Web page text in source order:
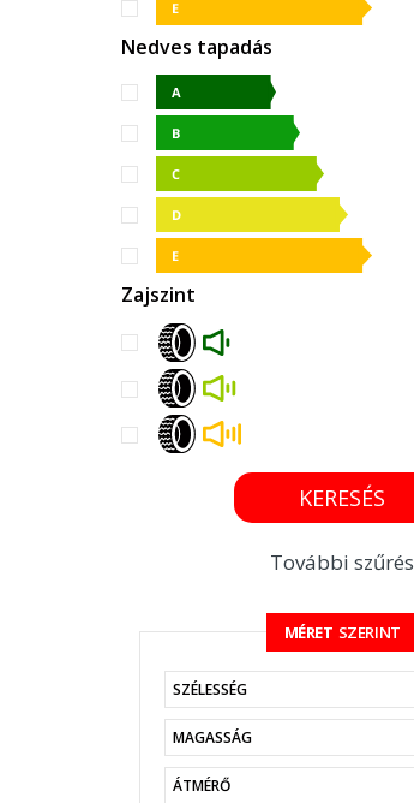
Nedves tapadás
Zajszint
KERESÉS
További szűrés
MÉRET SZERINT